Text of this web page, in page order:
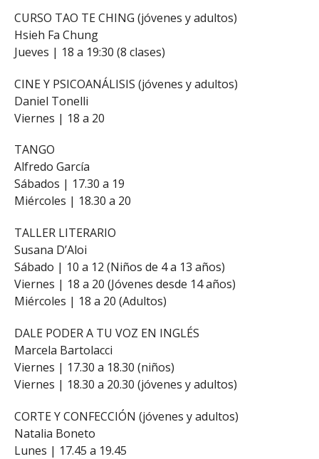
CURSO TAO TE CHING (jóvenes y adultos)
Hsieh Fa Chung
Jueves | 18 a 19:30 (8 clases)
CINE Y PSICOANÁLISIS (jóvenes y adultos)
Daniel Tonelli
Viernes | 18 a 20
TANGO
Alfredo García
Sábados | 17.30 a 19
Miércoles | 18.30 a 20
TALLER LITERARIO
Susana D’Aloi
Sábado | 10 a 12 (Niños de 4 a 13 años)
Viernes | 18 a 20 (Jóvenes desde 14 años)
Miércoles | 18 a 20 (Adultos)
DALE PODER A TU VOZ EN INGLÉS
Marcela Bartolacci
Viernes | 17.30 a 18.30 (niños)
Viernes | 18.30 a 20.30 (jóvenes y adultos)
CORTE Y CONFECCIÓN (jóvenes y adultos)
Natalia Boneto
Lunes | 17.45 a 19.45